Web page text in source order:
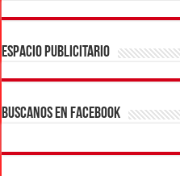
ESPACIO PUBLICITARIO
BUSCANOS EN FACEBOOK